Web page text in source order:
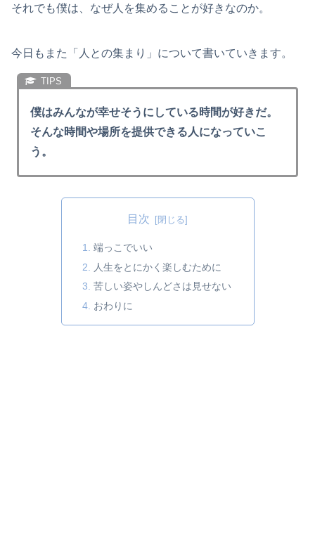
それでも僕は、なぜ人を集めることが好きなのか。
今日もまた「人との集まり」について書いていきます。
僕はみんなが幸せそうにしている時間が好きだ。
そんな時間や場所を提供できる人になっていこ
う。
目次
端っこでいい
人生をとにかく楽しむために
苦しい姿やしんどさは見せない
おわりに